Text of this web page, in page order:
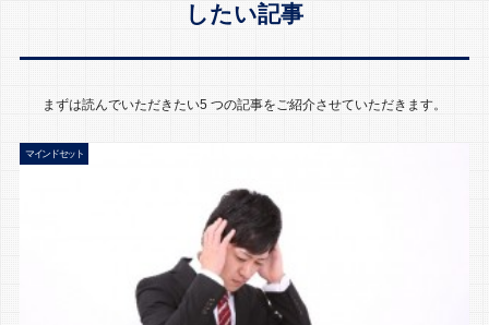
したい記事
まずは読んでいただきたい5 つの記事をご紹介させていただきます。
マインドセット